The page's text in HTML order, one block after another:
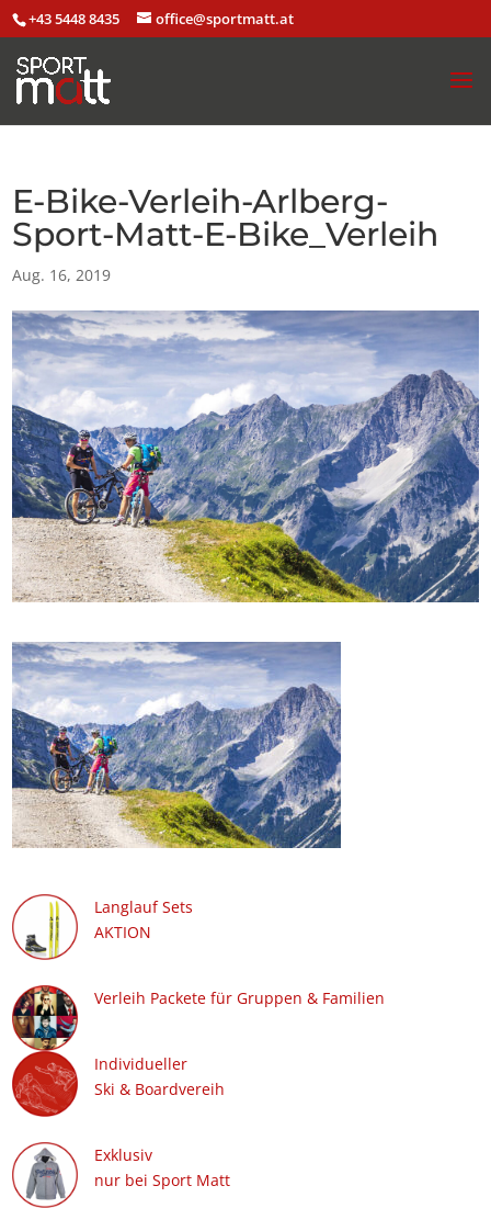
+43 5448 8435 office@sportmatt.at
E-Bike-Verleih-Arlberg-
Sport-Matt-E-Bike_Verleih
Aug. 16, 2019
Langlauf Sets
AKTION
Verleih Packete für Gruppen & Familien
Individueller
Ski & Boardvereih
Exklusiv
nur bei Sport Matt